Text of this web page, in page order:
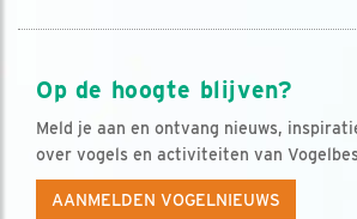
Op de hoogte blijven?
Meld je aan en ontvang nieuws,
over vogels en activiteiten van
AANMELDEN VOGELNIEUWS